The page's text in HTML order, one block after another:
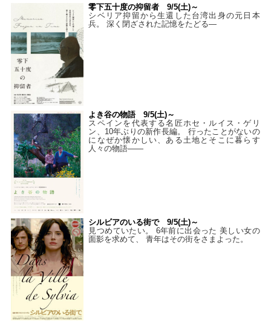
零下五十度の抑留者 9/5(土)～
シベリア抑留から生還した台湾出身の元日本
兵。 深く閉ざされた記憶をたどる—
よき谷の物語 9/5(土)～
スペインを代表する名匠ホセ・ルイス・ゲリ
ン、10年ぶりの新作長編。 行ったことがないの
になぜか懐かしい、ある土地とそこに暮らす
人々の物語――
シルビアのいる街で 9/5(土)～
見つめていたい。 6年前に出会った 美しい女の
面影を求めて、 青年はその街をさまよった。